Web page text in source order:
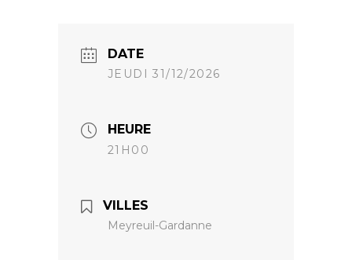
DATE
JEUDI 31/12/2026
HEURE
21H00
VILLES
Meyreuil-Gardanne